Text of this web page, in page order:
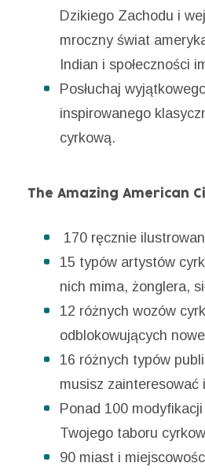
Dzikiego Zachodu i
mroczny świat
Indian i społeczności
Posłuchaj
inspirowanego
cyrkową.
The Amazing American
170 ręcznie
15 typów artystów
nich mima, żonglera,
12 różnych wozów
odblokowujących
16 różnych typów
musisz zainteresować
Ponad 100
Twojego taboru
90 miast i